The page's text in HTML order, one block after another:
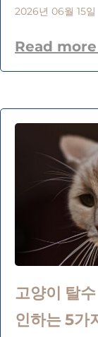
2026년 06월 15일
Read more
고양이 탈
인하는 5가